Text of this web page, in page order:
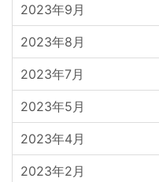
2023年9月
2023年8月
2023年7月
2023年5月
2023年4月
2023年2月